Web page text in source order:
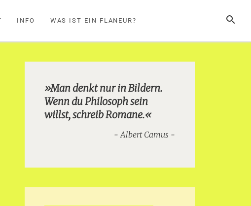
SUCHE
INFO WAS IST EIN FLANEUR?
»Man denkt nur in Bildern.
Wenn du Philosoph sein
willst, schreib Romane.«
Albert Camus